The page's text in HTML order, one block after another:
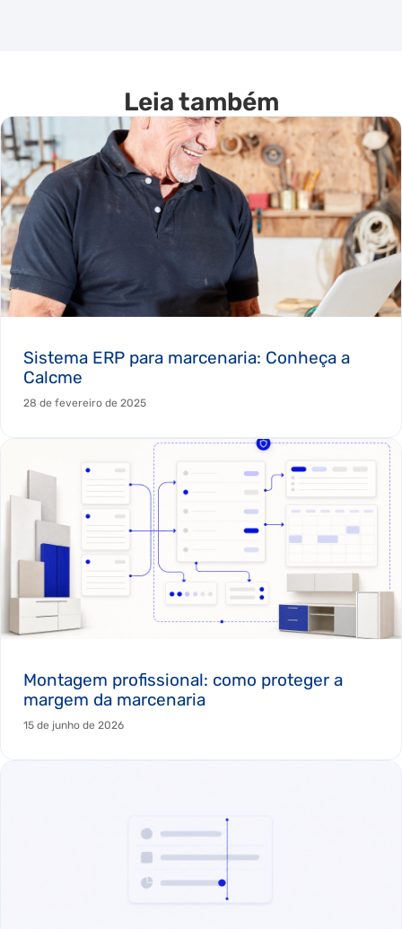
Leia também
Sistema ERP para marcenaria: Conheça a
Calcme
28 de fevereiro de 2025
Montagem profissional: como proteger a
margem da marcenaria
15 de junho de 2026